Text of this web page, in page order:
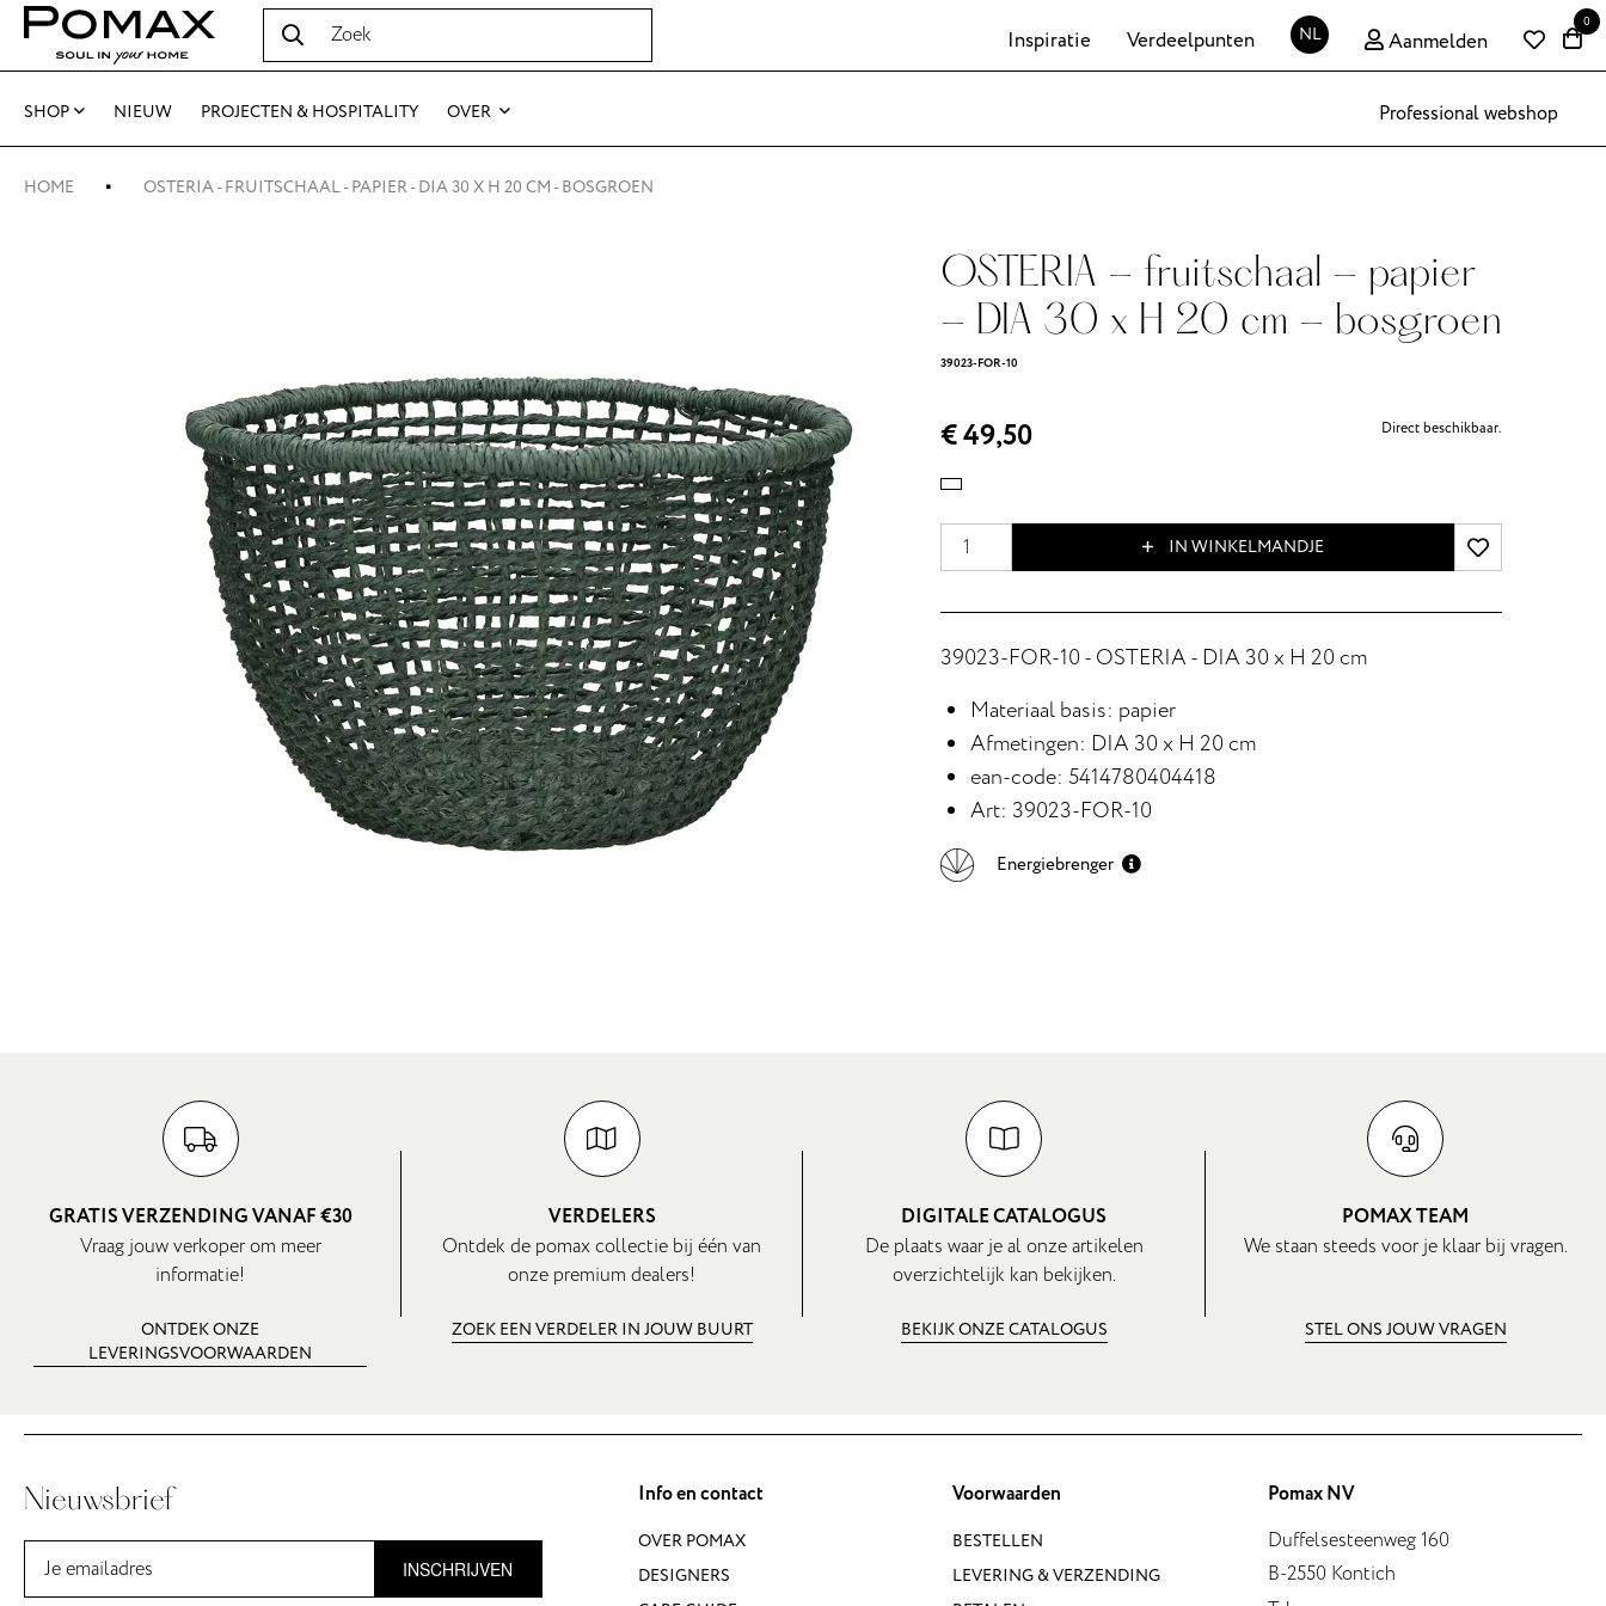
Inspiratie Verdeelpunten NL Aanmelden
0
SHOP NIEUW PROJECTEN & HOSPITALITY OVER Professional webshop
HOME OSTERIA - FRUITSCHAAL - PAPIER - DIA 30 X H 20 CM - BOSGROEN
OSTERIA - fruitschaal - papier
- DIA 30 x H 20 cm - bosgroen
39023-FOR-10
€ 49,50 Direct beschikbaar.
IN WINKELMANDJE
39023-FOR-10 - OSTERIA - DIA 30 x H 20 cm
Materiaal basis: papier
Afmetingen: DIA 30 x H 20 cm
ean-code: 5414780404418
Art: 39023-FOR-10
Energiebrenger
GRATIS VERZENDING VANAF €30
Vraag jouw verkoper om meer
informatie!
ONTDEK ONZE
LEVERINGSVOORWAARDEN
VERDELERS
Ontdek de pomax collectie bij één van
onze premium dealers!
ZOEK EEN VERDELER IN JOUW BUURT
DIGITALE CATALOGUS
De plaats waar je al onze artikelen
overzichtelijk kan bekijken.
BEKIJK ONZE CATALOGUS
POMAX TEAM
We staan steeds voor je klaar bij vragen.
STEL ONS JOUW VRAGEN
Nieuwsbrief
INSCHRIJVEN
Info en contact
OVER POMAX
DESIGNERS
Voorwaarden
BESTELLEN
LEVERING & VERZENDING
Pomax NV
Duffelsesteenweg 160
B-2550 Kontich